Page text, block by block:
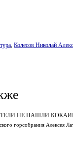
, Колесов Николай
НЕ НАШЛИ
горсобрания Алексея